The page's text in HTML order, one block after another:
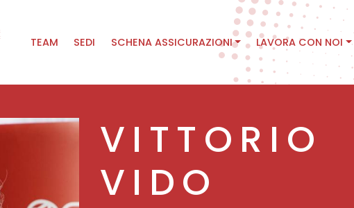
Main
TEAM SEDI SCHENA ASSICURAZIONI LAVORA CON NOI
VITTORIO
VIDO